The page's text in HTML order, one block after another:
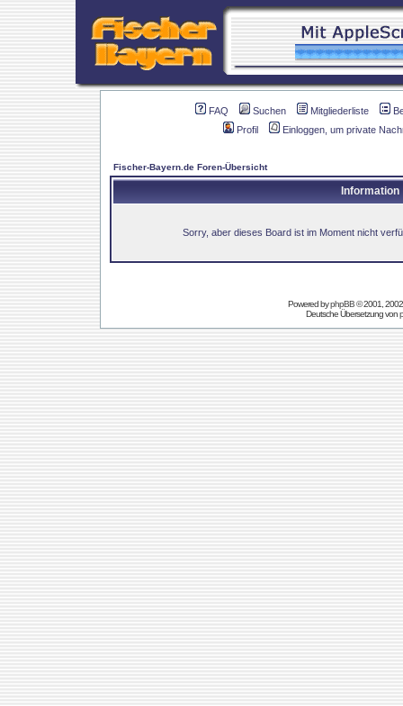
FAQ Suchen Mitgliederliste
Profil
Einloggen, um private
Fischer-Bayern.de Foren-Übersicht
Information
Sorry, aber dieses Board ist im Moment nicht
Powered byphpBB© 2001,
Deutsche Übersetzung von